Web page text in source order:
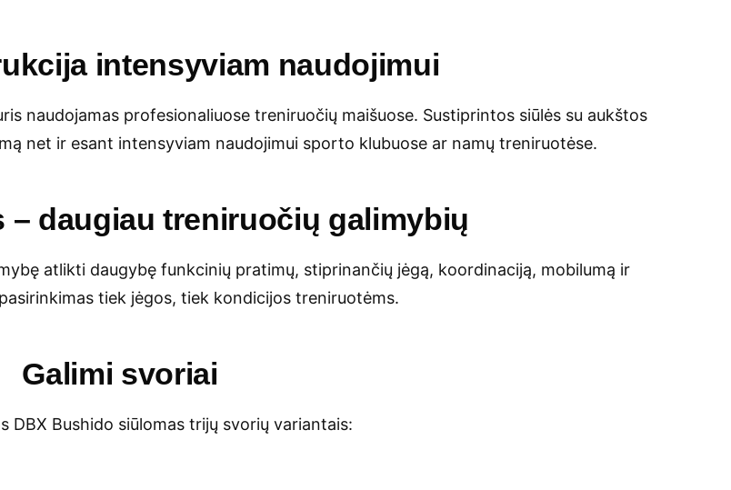
intensyviam naudojimui
naudojamas profesionaliuose treniruočių maišuose. Sustiprintos siūlės su aukštos
net ir esant intensyviam naudojimui sporto klubuose ar namų treniruotėse.
– daugiau treniruočių galimybių
atlikti daugybę funkcinių pratimų, stiprinančių jėgą, koordinaciją, mobilumą ir
tiek jėgos, tiek kondicijos treniruotėms.
Galimi svoriai
DBX Bushido siūlomas trijų svorių variantais: